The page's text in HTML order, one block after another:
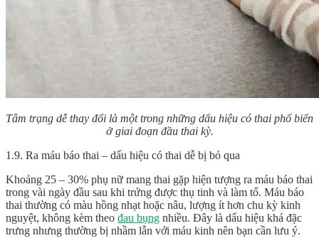
Tâm trạng dễ thay đổi là một trong những dấu hiệu có thai phổ biến
ở giai đoạn đầu thai kỳ.
1.9. Ra máu báo thai – dấu hiệu có thai dễ bị bỏ qua
Khoảng 25 – 30% phụ nữ mang thai gặp hiện tượng ra máu báo thai
trong vài ngày đầu sau khi trứng được thụ tinh và làm tổ. Máu báo
thai thường có màu hồng nhạt hoặc nâu, lượng ít hơn chu kỳ kinh
nguyệt, không kèm theo đau bụng nhiều. Đây là dấu hiệu khá đặc
trưng nhưng thường bị nhầm lẫn với máu kinh nên bạn cần lưu ý.